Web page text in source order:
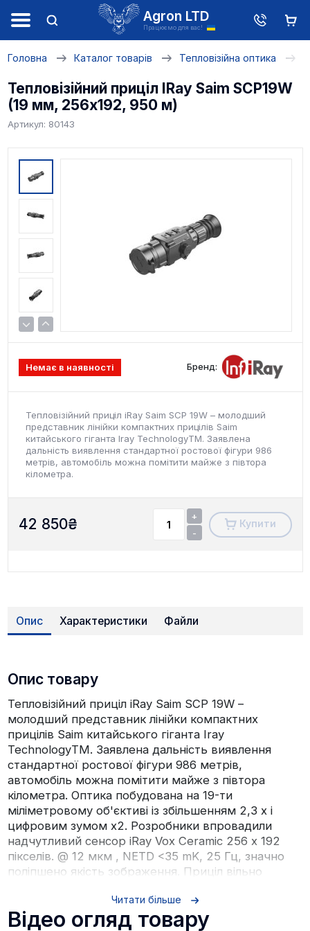
Agron LTD
Працюємо для вас!
Головна Каталог товарів Тепловізійна оптика
Тепловізійний приціл IRay Saim SCP19W
(19 мм, 256х192, 950 м)
Артикул: 80143
Немає в наявності Бренд:
Тепловізійний приціл iRay Saim SCP 19W – молодший
представник лінійки компактних прицілів Saim
китайського гіганта Iray TechnologyТМ. Заявлена
дальність виявлення стандартної ростової фігури 986
метрів, автомобіль можна помітити майже з півтора
кілометра.
42 850₴
+
-
Купити
Опис Характеристики Файли
Опис товару
Тепловізійний приціл iRay Saim SCP 19W –
молодший представник лінійки компактних
прицілів Saim китайського гіганта Iray
TechnologyТМ. Заявлена дальність виявлення
стандартної ростової фігури 986 метрів,
автомобіль можна помітити майже з півтора
кілометра. Оптика побудована на 19-ти
міліметровому об'єктиві із збільшенням 2,3 х і
цифровим зумом х2. Розробники впровадили
надчутливий сенсор iRay Vox Ceramic 256 х 192
пікселів. @ 12 мкм , NETD <35 mK, 25 Гц, значно
поліпшено якість зображення. Приціл вільно
опади. Стрілок, який знайшов тварину з
недосяжного для його органів нюху відстані, може
Читати більше
Відео огляд товару